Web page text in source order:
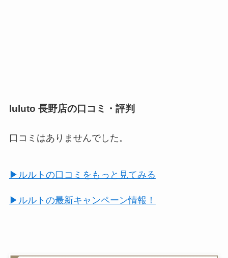
luluto 長野店の口コミ・評判
口コミはありませんでした。
▶︎ルルトの口コミをもっと見てみる
▶︎ルルトの最新キャンペーン情報！